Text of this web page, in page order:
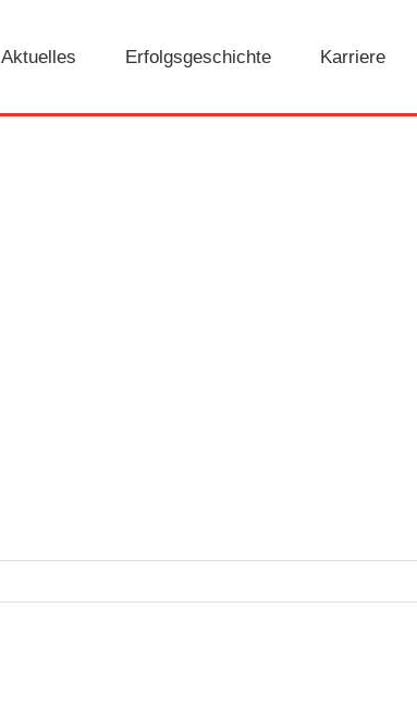
Aktuelles Erfolgsgeschichte Karriere